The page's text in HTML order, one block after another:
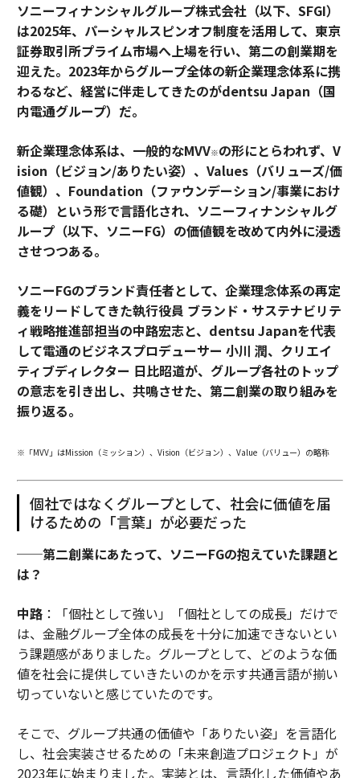
ソニーフィナンシャルグループ株式会社（以下、SFGI）
は2025年、パーシャルスピンオフ制度を活用して、東京
証券取引所プライム市場へ上場を行い、第二の創業期を
迎えた。2023年からグループ全体の新企業理念体系に携
わるなど、経営に伴走してきたのがdentsu Japan（国
内電通グループ）だ。
新企業理念体系は、一般的なMVV※の形にとらわれず、V
ision（ビジョン/ありたい姿）、Values（バリューズ/価
値観）、Foundation（ファウンデーション/事業におけ
る礎）という形で言語化され、ソニーフィナンシャルグ
ループ（以下、ソニーFG）の価値観を改めて内外に浸透
させつつある。
ソニーFGのブランド責任者として、企業理念体系の再定
義をリードしてきた執行役員 ブランド・サステナビリテ
ィ戦略推進部担当の中路宏志と、dentsu Japanを代表
して電通のビジネスプロデューサー 小川 潤、クリエイ
ティブディレクター 日比昭道が、グループ各社のトップ
の意志を引き出し、共鳴させた、第二創業の取り組みを
振り返る。
※「MVV」はMission（ミッション）、Vision（ビジョン）、Value（バリュー）の略称
個社ではなくグループとして、社会に価値を届
けるための「言葉」が必要だった
──第二創業にあたって、ソニーFGの抱えていた課題と
は？
中路：「個社として強い」「個社としての成長」だけで
は、金融グループ全体の成長を十分に加速できないとい
う課題感がありました。グループとして、どのような価
値を社会に提供していきたいのかを示す共通言語が揃い
切っていないと感じていたのです。
そこで、グループ共通の価値や「ありたい姿」を言語化
し、社会実装させるための「未来創造プロジェクト」が
2023年に始まりました。実装とは、言語化した価値やあ